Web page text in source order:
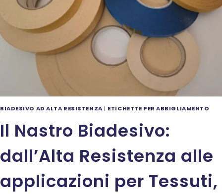
BIADESIVO AD ALTA RESISTENZA | ETICHETTE PER ABBIGLIAMENTO
Il Nastro Biadesivo:
dall’Alta Resistenza alle
applicazioni per Tessuti,